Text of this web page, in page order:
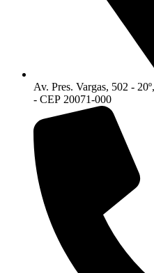
Av. Pres. Vargas, 502 -
- CEP 20071-000